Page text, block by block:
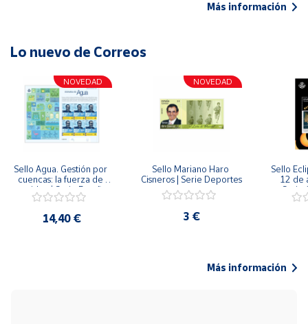
Más información
Lo nuevo de Correos
NOVEDAD
Sello Agua. Gestión por
cuencas: la fuerza de
una idea.| Serie España
ES| Pliego Premium
14,40 €
NOVEDAD
Sello Mariano Haro
Cisneros | Serie Deportes
3 €
Sello
12 de
Serie
Más información